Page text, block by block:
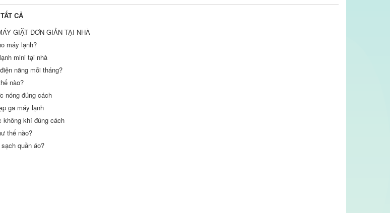
CẢ
GIẶT ĐƠN GIẢN TẠI NHÀ
máy lạnh?
mini tại nhà
năng mỗi tháng?
nào?
nóng đúng cách
ga máy lạnh
không khí đúng cách
thế nào?
quần áo?